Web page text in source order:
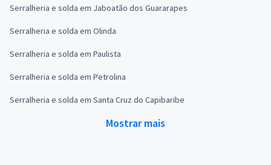
Serralheria e solda em Jaboatão dos Guararapes
Serralheria e solda em Olinda
Serralheria e solda em Paulista
Serralheria e solda em Petrolina
Serralheria e solda em Santa Cruz do Capibaribe
Mostrar mais